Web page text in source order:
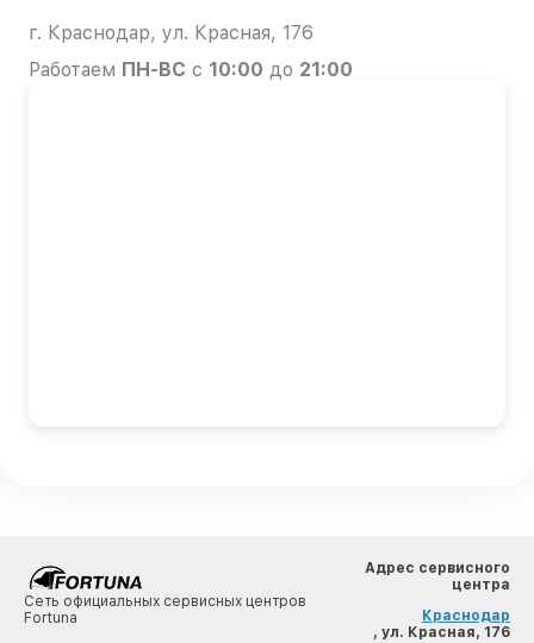
г. Краснодар, ул. Красная, 176
Работаем ПН-ВС с 10:00 до 21:00
Сеть официальных сервисных центров
Fortuna
Адрес сервисного
центра
Краснодар
, ул. Красная, 176